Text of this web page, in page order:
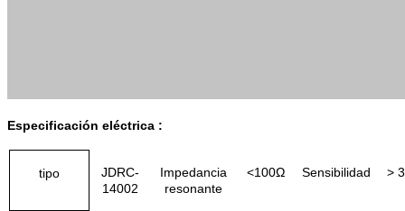
Especificación eléctrica :
tipo
JDRC-
14002
Impedancia
resonante
<100Ω Sensibilidad >